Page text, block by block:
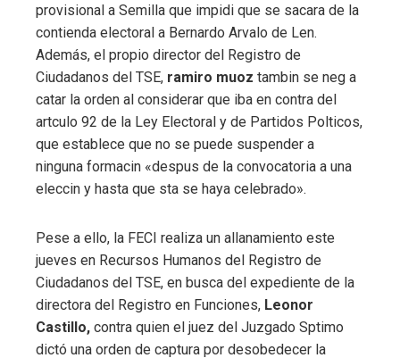
provisional a Semilla que impidi que se sacara de la
contienda electoral a Bernardo Arvalo de Len.
Además, el propio director del Registro de
Ciudadanos del TSE, ramiro muoz tambin se neg a
catar la orden al considerar que iba en contra del
artculo 92 de la Ley Electoral y de Partidos Polticos,
que establece que no se puede suspender a
ninguna formacin «despus de la convocatoria a una
eleccin y hasta que sta se haya celebrado».
Pese a ello, la FECI realiza un allanamiento este
jueves en Recursos Humanos del Registro de
Ciudadanos del TSE, en busca del expediente de la
directora del Registro en Funciones, Leonor
Castillo, contra quien el juez del Juzgado Sptimo
dictó una orden de captura por desobedecer la